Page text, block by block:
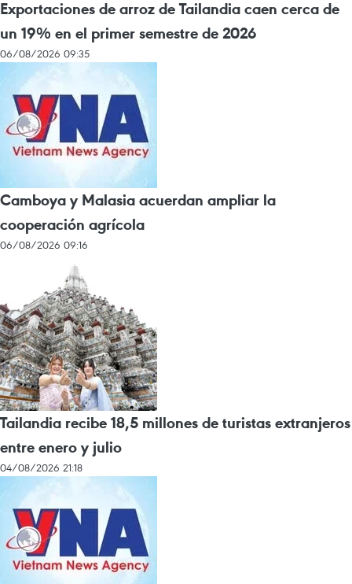
Exportaciones de arroz de Tailandia caen cerca de
un 19% en el primer semestre de 2026
06/08/2026 09:35
Camboya y Malasia acuerdan ampliar la
cooperación agrícola
06/08/2026 09:16
Tailandia recibe 18,5 millones de turistas extranjeros
entre enero y julio
04/08/2026 21:18